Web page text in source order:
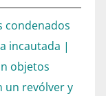
condenados
incautada |
objetos
un revólver y